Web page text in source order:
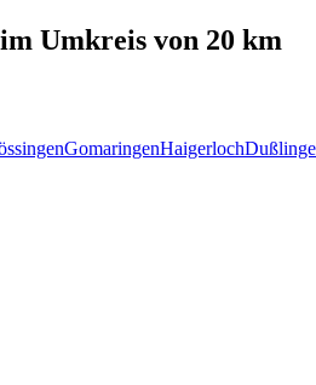
im Umkreis von 20 km
GomaringenHaigerloch